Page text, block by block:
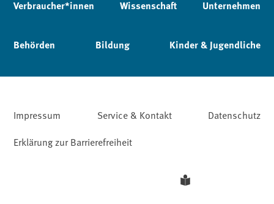
Verbraucher*innen Wissenschaft Unternehmen
Behörden Bildung Kinder & Jugendliche
Impressum Service & Kontakt
Datenschutz
Erklärung zur Barrierefreiheit